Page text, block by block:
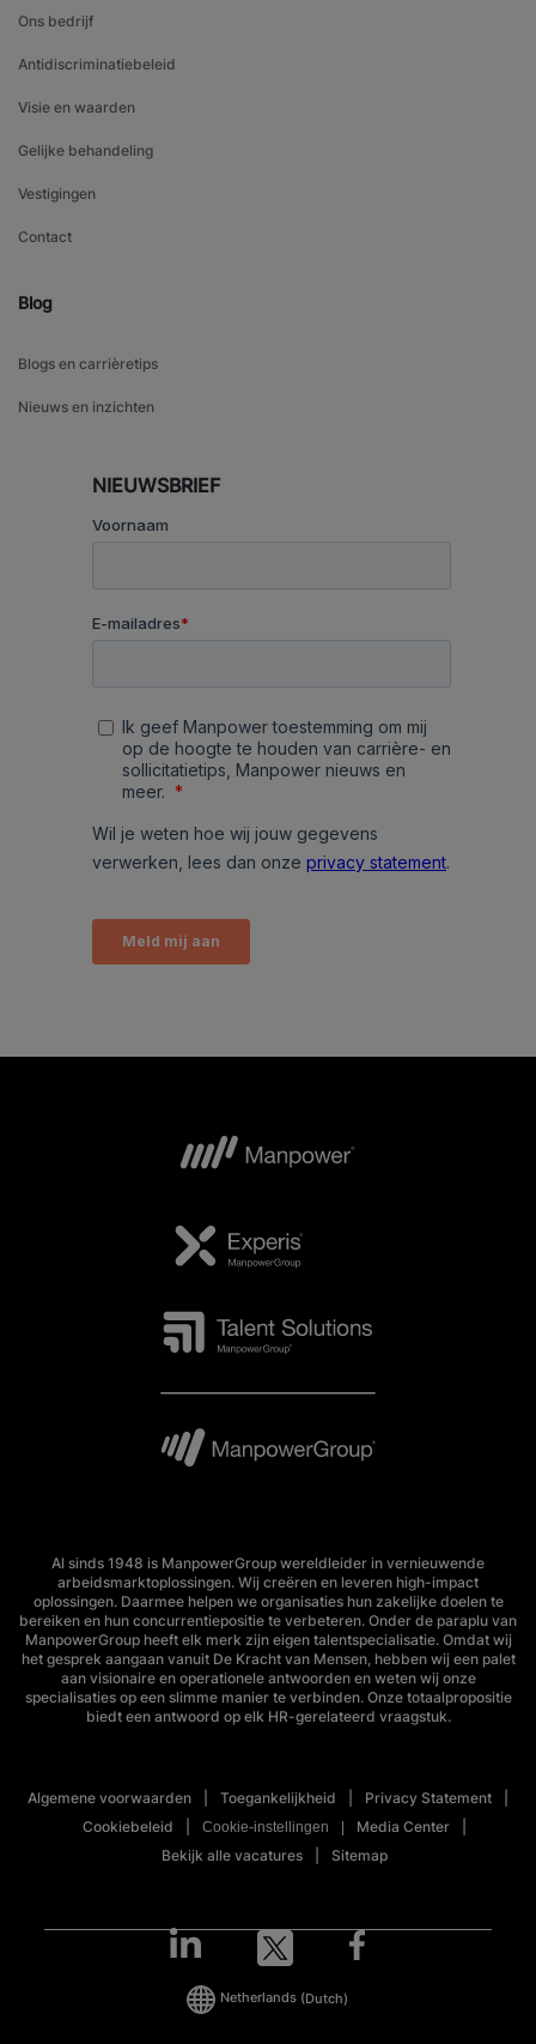
Ons bedrijf
Antidiscriminatiebeleid
Visie en waarden
Gelijke behandeling
Vestigingen
Contact
Blog
Blogs en carrièretips
Nieuws en inzichten
NIEUWSBRIEF
Al sinds 1948 is ManpowerGroup wereldleider in vernieuwende
arbeidsmarktoplossingen. Wij creëren en leveren high-impact
oplossingen. Daarmee helpen we organisaties hun zakelijke doelen te
bereiken en hun concurrentiepositie te verbeteren. Onder de paraplu van
ManpowerGroup heeft elk merk zijn eigen talentspecialisatie. Omdat wij
het gesprek aangaan vanuit De Kracht van Mensen, hebben wij een palet
aan visionaire en operationele antwoorden en weten wij onze
specialisaties op een slimme manier te verbinden. Onze totaalpropositie
biedt een antwoord op elk HR-gerelateerd vraagstuk.
Algemene voorwaarden Toegankelijkheid
Privacy Statement
Cookiebeleid
Cookie-instellingen
Media Center
Bekijk alle vacatures
Sitemap
Netherlands (Dutch)